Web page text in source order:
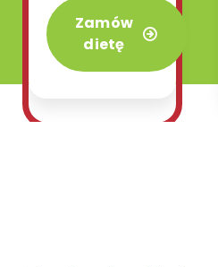
uwielbiany
wariant w
naszej ofercie.
Zamów
dietę